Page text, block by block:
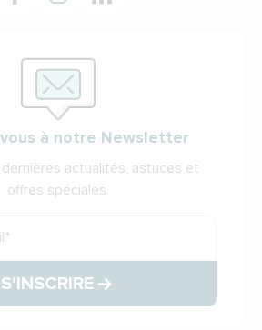
à notre Newsletter
actualités, astuces et
offres spéciales.
*
S'INSCRIRE